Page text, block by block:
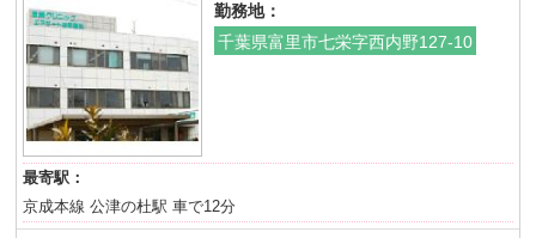
勤務地：
千葉県富里市七栄字西内野127-10
最寄駅：
京成本線 公津の杜駅 車で12分